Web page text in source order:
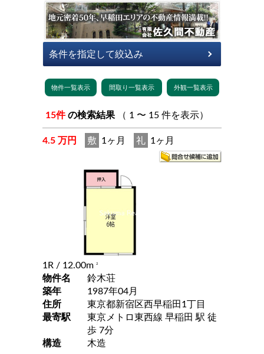
15件 の検索結果 （ 1 〜 15 件を表示）
4.5 万円 敷 1ヶ月 礼 1ヶ月
1R / 12.00m 2
物件名
鈴木荘
築年
1987年04月
住所
東京都新宿区西早稲田1丁目
最寄駅
東京メトロ東西線 早稲田 駅 徒
歩 7分
構造
木造